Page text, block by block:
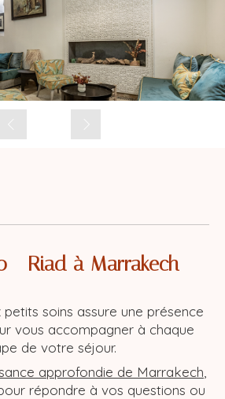
- Riad à Marrakech
soins assure une présence
vous accompagner à chaque
de votre séjour.
approfondie de Marrakech
répondre à vos questions ou